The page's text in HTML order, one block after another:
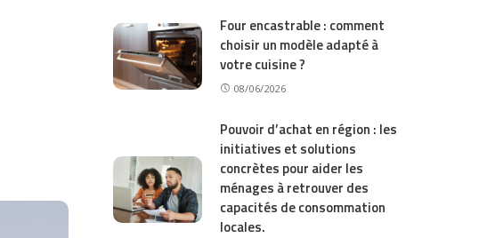
Four encastrable : comment
choisir un modèle adapté à
votre cuisine ?
08/06/2026
Pouvoir d’achat en région : les
initiatives et solutions
concrètes pour aider les
ménages à retrouver des
capacités de consommation
locales.